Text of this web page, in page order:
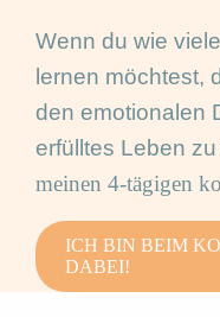
Wenn du wie
lernen möchtest,
den emotionalen
erfülltes Leben
meinen 4-tägigen
ICH BIN BEIM
DABEI!